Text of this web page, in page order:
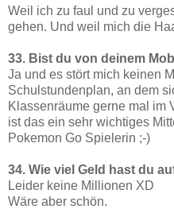
Weil ich zu faul und zu
gehen. Und weil mich die
33. Bist du von deinem
Ja und es stört mich keinen
Schulstundenplan, an dem
Klassenräume gerne mal im
ist das ein sehr wichtiges
Pokemon Go Spielerin ;-)
34. Wie viel Geld hast du
Leider keine Millionen XD
Wäre aber schön.